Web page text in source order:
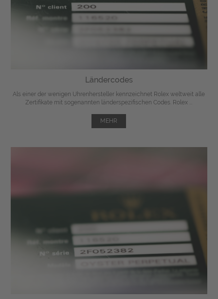
Ländercodes
Als einer der wenigen Uhrenhersteller kennzeichnet Rolex weltweit alle
Zertifikate mit sogenannten länderspezifischen Codes. Rolex ...
MEHR